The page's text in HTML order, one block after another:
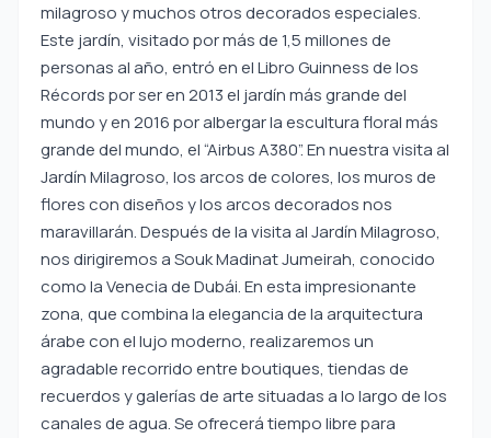
milagroso y muchos otros decorados especiales.
Este jardín, visitado por más de 1,5 millones de
personas al año, entró en el Libro Guinness de los
Récords por ser en 2013 el jardín más grande del
mundo y en 2016 por albergar la escultura floral más
grande del mundo, el “Airbus A380”. En nuestra visita al
Jardín Milagroso, los arcos de colores, los muros de
flores con diseños y los arcos decorados nos
maravillarán. Después de la visita al Jardín Milagroso,
nos dirigiremos a Souk Madinat Jumeirah, conocido
como la Venecia de Dubái. En esta impresionante
zona, que combina la elegancia de la arquitectura
árabe con el lujo moderno, realizaremos un
agradable recorrido entre boutiques, tiendas de
recuerdos y galerías de arte situadas a lo largo de los
canales de agua. Se ofrecerá tiempo libre para